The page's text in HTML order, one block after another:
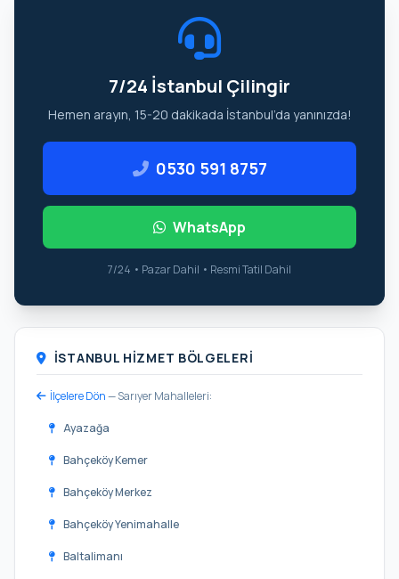
7/24 İstanbul Çilingir
Hemen arayın, 15-20 dakikada İstanbul’da yanınızda!
0530 591 8757
WhatsApp
7/24 • Pazar Dahil • Resmi Tatil Dahil
İSTANBUL HIZMET BÖLGELERI
İlçelere Dön— Sarıyer Mahalleleri:
Ayazağa
Bahçeköy Kemer
Bahçeköy Merkez
Bahçeköy Yenimahalle
Baltalimanı